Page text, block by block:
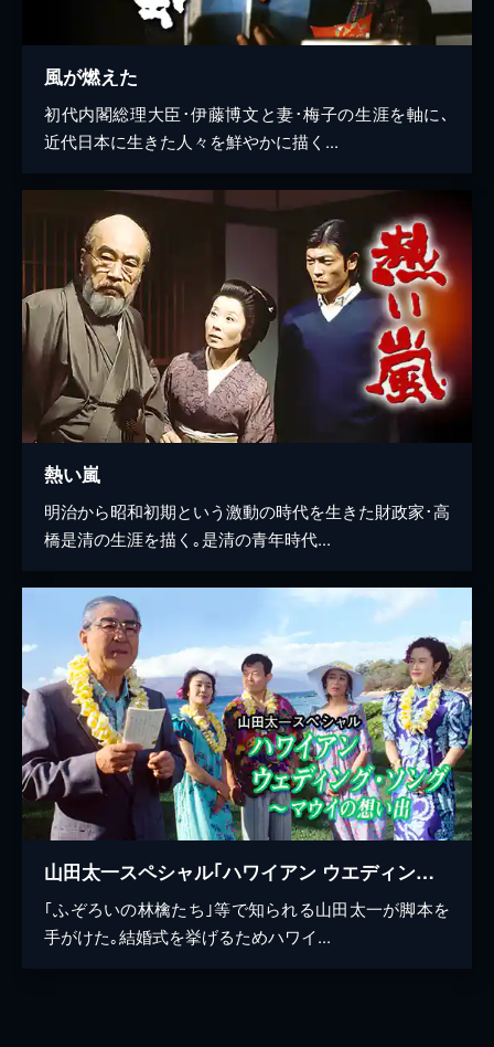
風が燃えた
初代内閣総理大臣･伊藤博文と妻･梅子の生涯を軸に､
近代日本に生きた人々を鮮やかに描く...
熱い嵐
明治から昭和初期という激動の時代を生きた財政家･高
橋是清の生涯を描く｡是清の青年時代...
山田太一スペシャル｢ハワイアン ウエディング･ソング～マウイの想い出｣
｢ふぞろいの林檎たち｣等で知られる山田太一が脚本を
手がけた｡結婚式を挙げるためハワイ...